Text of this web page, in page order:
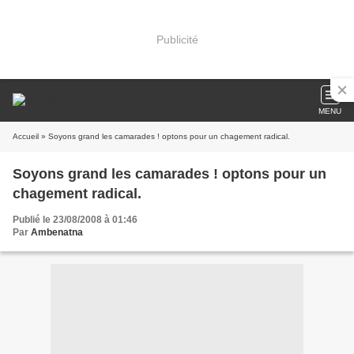
Publicité
MENU
Accueil » Soyons grand les camarades ! optons pour un chagement radical.
Soyons grand les camarades ! optons pour un
chagement radical.
Publié le 23/08/2008 à 01:46
Par Ambenatna